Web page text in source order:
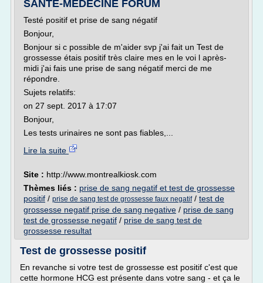
SANTÉ-MÉDECINE FORUM
Testé positif et prise de sang négatif
Bonjour,
Bonjour si c possible de m'aider svp j'ai fait un Test de
grossesse étais positif très claire mes en le voi l après-
midi j'ai fais une prise de sang négatif merci de me
répondre.
Sujets relatifs:
on 27 sept. 2017 à 17:07
Bonjour,
Les tests urinaires ne sont pas fiables,...
Lire la suite
Site : http://www.montrealkiosk.com
Thèmes liés : prise de sang negatif et test de grossesse
positif / prise de sang test de grossesse faux negatif/ test de
grossesse negatif prise de sang negative / prise de sang
test de grossesse negatif / prise de sang test de
grossesse resultat
Test de grossesse positif
En revanche si votre test de grossesse est positif c'est que
cette hormone HCG est présente dans votre sang - et ça le